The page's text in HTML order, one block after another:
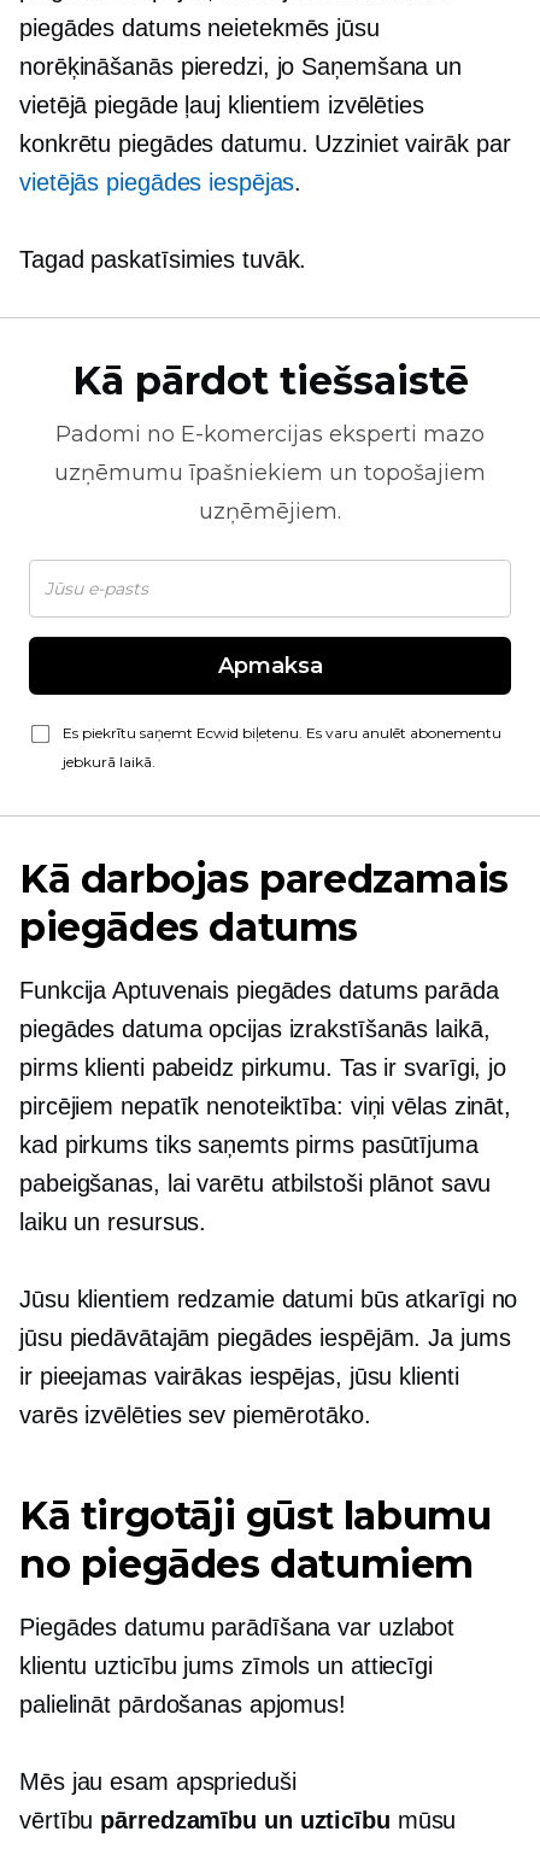
piegādes datums neietekmēs jūsu
norēķināšanās pieredzi, jo Saņemšana un
vietējā piegāde ļauj klientiem izvēlēties
konkrētu piegādes datumu. Uzziniet vairāk par
vietējās piegādes iespējas.
Tagad paskatīsimies tuvāk.
Kā pārdot tiešsaistē
Padomi no E-komercijas eksperti mazo
uzņēmumu īpašniekiem un topošajiem
uzņēmējiem.
Apmaksa
Es piekrītu saņemt Ecwid biļetenu. Es varu anulēt abonementu
jebkurā laikā.
Kā darbojas paredzamais
piegādes datums
Funkcija Aptuvenais piegādes datums parāda
piegādes datuma opcijas izrakstīšanās laikā,
pirms klienti pabeidz pirkumu. Tas ir svarīgi, jo
pircējiem nepatīk nenoteiktība: viņi vēlas zināt,
kad pirkums tiks saņemts pirms pasūtījuma
pabeigšanas, lai varētu atbilstoši plānot savu
laiku un resursus.
Jūsu klientiem redzamie datumi būs atkarīgi no
jūsu piedāvātajām piegādes iespējām. Ja jums
ir pieejamas vairākas iespējas, jūsu klienti
varēs izvēlēties sev piemērotāko.
Kā tirgotāji gūst labumu
no piegādes datumiem
Piegādes datumu parādīšana var uzlabot
klientu uzticību jums zīmols un attiecīgi
palielināt pārdošanas apjomus!
Mēs jau esam apsprieduši
vērtību pārredzamību un uzticību mūsu